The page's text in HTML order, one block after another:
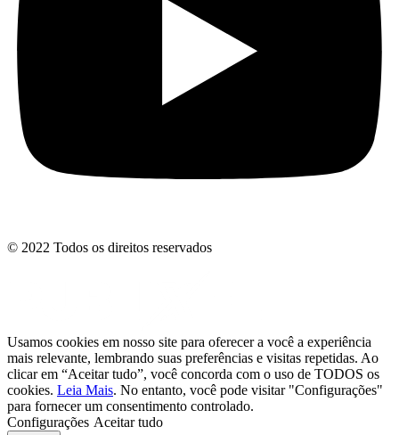
© 2022 Todos os direitos reservados
Usamos cookies em nosso site para oferecer a você a experiência
mais relevante, lembrando suas preferências e visitas repetidas. Ao
clicar em “Aceitar tudo”, você concorda com o uso de TODOS os
cookies. Leia Mais. No entanto, você pode visitar "Configurações"
para fornecer um consentimento controlado.
Configurações Aceitar tudo